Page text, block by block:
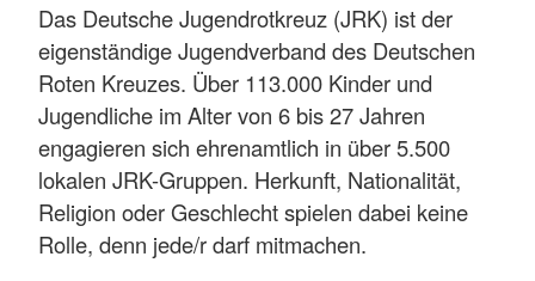
Das Deutsche Jugendrotkreuz (JRK) ist der
eigenständige Jugendverband des Deutschen
Roten Kreuzes. Über 113.000 Kinder und
Jugendliche im Alter von 6 bis 27 Jahren
engagieren sich ehrenamtlich in über 5.500
lokalen JRK-Gruppen. Herkunft, Nationalität,
Religion oder Geschlecht spielen dabei keine
Rolle, denn jede/r darf mitmachen.